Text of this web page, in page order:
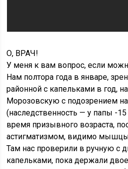
О, ВРАЧ!
У меня к вам вопрос, если
Нам полтора года в январе,
районной с капельками в год,
Морозовскую с подозрением
(наследственность — у папы -
время призывного возраста,
астигматизмом, видимо
Там нас проверили в ручную с
капельками, пока держали